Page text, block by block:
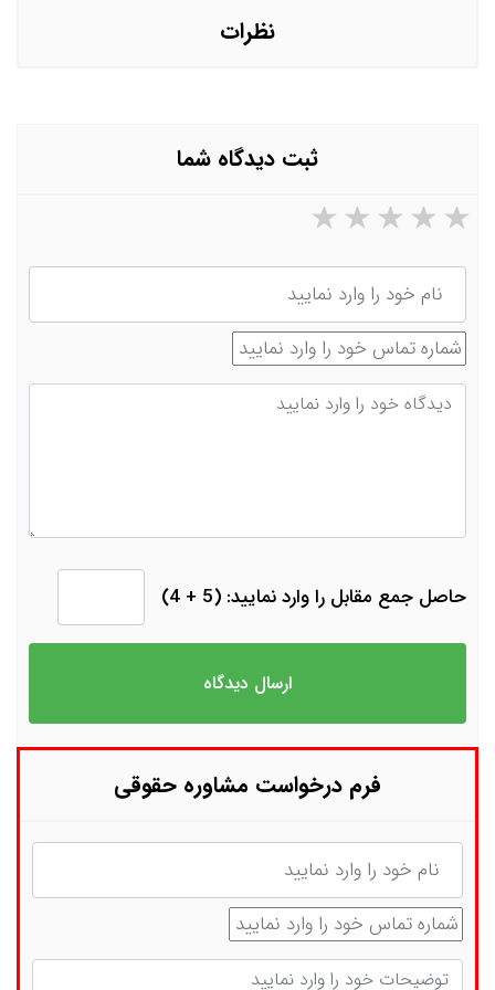
نظرات
ثبت دیدگاه شما
۵ ستاره از ۵ ۴ ستاره از ۵ ۳ ستاره از ۵ ۲ ستاره از ۵
نام
شماره تماس
دیدگاه
حاصل جمع مقابل را وارد نمایید: (5 + 4)
فرم درخواست مشاوره حقوقی
نام
شماره تماس
توضیحات